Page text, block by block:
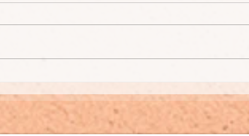
natürlich unterstützen
mit doTerra